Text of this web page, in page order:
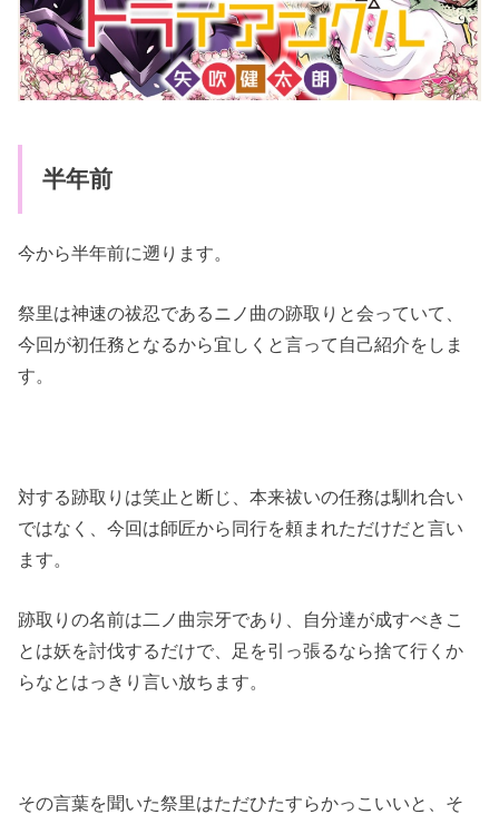
半年前
今から半年前に遡ります。
祭里は神速の祓忍であるニノ曲の跡取りと会っていて、
今回が初任務となるから宜しくと言って自己紹介をしま
す。
対する跡取りは笑止と断じ、本来祓いの任務は馴れ合い
ではなく、今回は師匠から同行を頼まれただけだと言い
ます。
跡取りの名前は二ノ曲宗牙であり、自分達が成すべきこ
とは妖を討伐するだけで、足を引っ張るなら捨て行くか
らなとはっきり言い放ちます。
その言葉を聞いた祭里はただひたすらかっこいいと、そ